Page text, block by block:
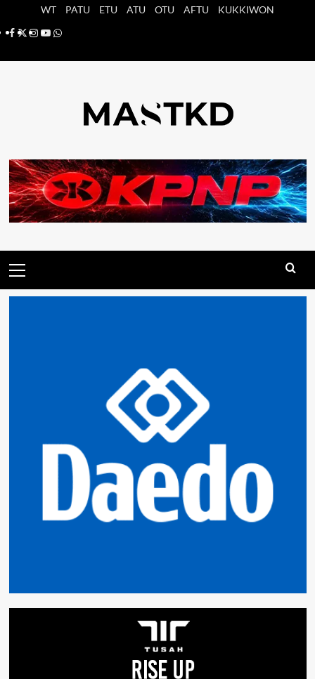
WT PATU ETU ATU OTU AFTU
KUKKIWON
Facebook
X Instagram
YouTube
Whatsapp
principal